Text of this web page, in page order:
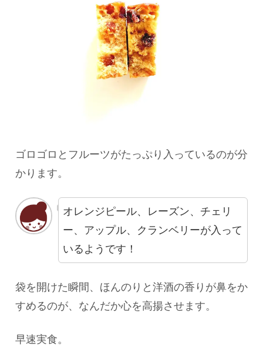
ゴロゴロとフルーツがたっぷり入っているのが分
かります。
オレンジピール、レーズン、チェリ
ー、アップル、クランベリーが入って
いるようです！
袋を開けた瞬間、ほんのりと洋酒の香りが鼻をか
すめるのが、なんだか心を高揚させます。
早速実食。